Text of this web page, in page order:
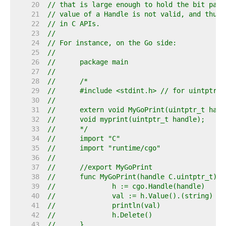
    20
// that is large enough to hold the bit
    21
// value of a Handle is not valid, and thus
    22
// in C APIs.
    23
//
    24
// For instance, on the Go side:
    25
//
    26
//	package main
    27
//
    28
//	/*
    29
//	#include <stdint.h> // for uintptr_t
    30
//
    31
//	extern void MyGoPrint(uintptr_t
    32
//	void myprint(uintptr_t handle);
    33
//	*/
    34
//	import "C"
    35
//	import "runtime/cgo"
    36
//
    37
//	//export MyGoPrint
    38
//	func MyGoPrint(handle C.uintptr_t) {
    39
//		h := cgo.Handle(handle)
    40
//		val := h.Value().(string)
    41
//		println(val)
    42
//		h.Delete()